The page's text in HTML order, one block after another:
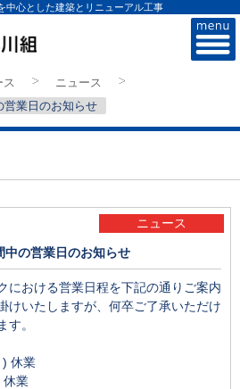
中心とした建築とリニューアル工事
ス >>
ニュース
営業日のお知らせ
中の営業日のお知らせ
ニュース
における営業日程を下記の通りご案内
けいたしますが、何卒ご了承いただけ
す。
休業
休業